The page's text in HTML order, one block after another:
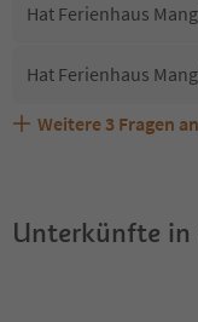
Hat Ferienhaus
Hat Ferienhaus
Sind Haustiere in
Welche Services
Erhalten die Gäste von
Weitere 3 Fragen
Unterkünfte in